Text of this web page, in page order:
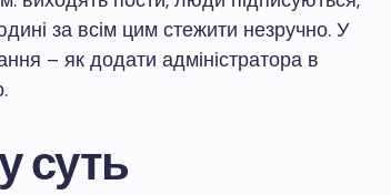
за всім цим стежити незручно. У
– як додати адміністратора в
суть